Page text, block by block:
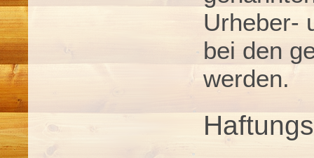
Urheber-
bei den
werden.